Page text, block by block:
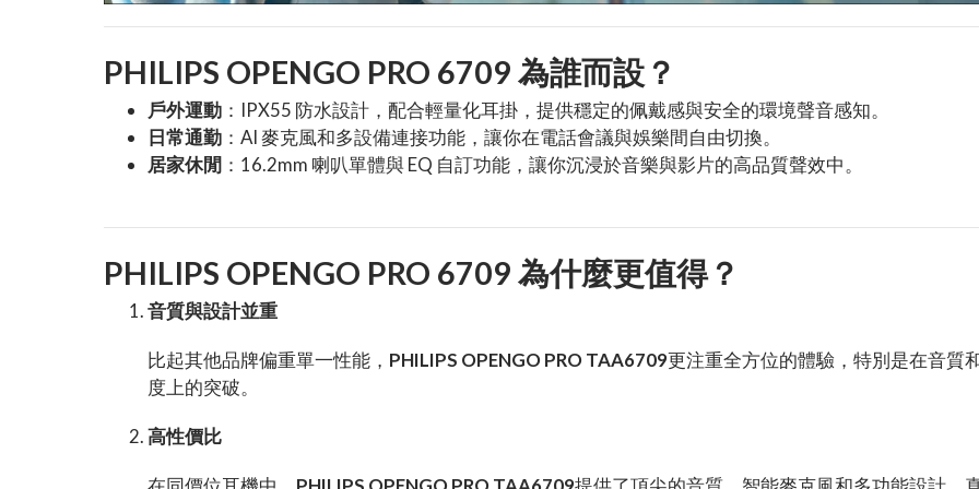
PHILIPS OPENGO PRO 6709 為誰而設？
戶外運動 ：IPX55 防水設計，配合輕量化耳掛，提供穩定的佩戴感與安全的環境聲音感知。
日常通勤 ：AI 麥克風和多設備連接功能，讓你在電話會議與娛樂間自由切換。
居家休閒 ：16.2mm 喇叭單體與 EQ 自訂功能，讓你沉浸於音樂與影片的高品質聲效中。
PHILIPS OPENGO PRO 6709 為什麼更值得？
音質與設計並重
比起其他品牌偏重單一性能， PHILIPS OPENGO PRO TAA6709更注重全方位的體驗，特別是在音質
度上的突破。
高性價比